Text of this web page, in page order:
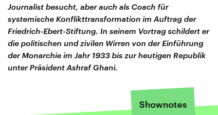
Journalist besucht, aber auch als Coach für
systemische Konflikttransformation im Auftrag der
Friedrich-Ebert-Stiftung. In seinem Vortrag schildert er
die politischen und zivilen Wirren von der Einführung
der Monarchie im Jahr 1933 bis zur heutigen Republik
unter Präsident Ashraf Ghani.
Shownotes